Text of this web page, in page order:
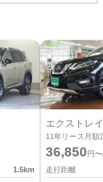
1.5km
エクストレ
11年リース月額
36,850円
走行距離